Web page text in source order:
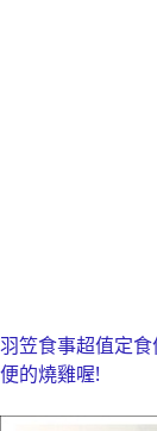
羽笠食事超值定
便的燒雞喔!